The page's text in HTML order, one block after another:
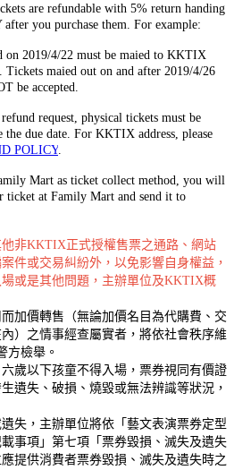
are refundable with 5% return handing
you purchase them. For example:
on 2019/4/22 must be maied to KKTIX
Tickets maied out on and after 2019/4/26
be accepted.
request, physical tickets must be
due date. For KKTIX address, please
POLICY
Mart as ticket collect method, you will
ticket at Family Mart and send it to
非KKTIX正式授權售票之通路、網站
件或交易糾紛外，以免影響自身權益，
或是其他問題，主辦單位及KKTIX概
加價轉售（無論加價名目為代購費、交
）之情事經查屬實者，將依社會秩序維
方檢舉。
六歲以下孩童不得入場 ，票券視同有價證
遺失、破損、燒毀或無法辨識等狀況，
失，主辦單位將依「藝文表演票券定型
事項」第七項「票券毀損、滅失及遺失
提供消費者票券毀損、滅失及遺失時之